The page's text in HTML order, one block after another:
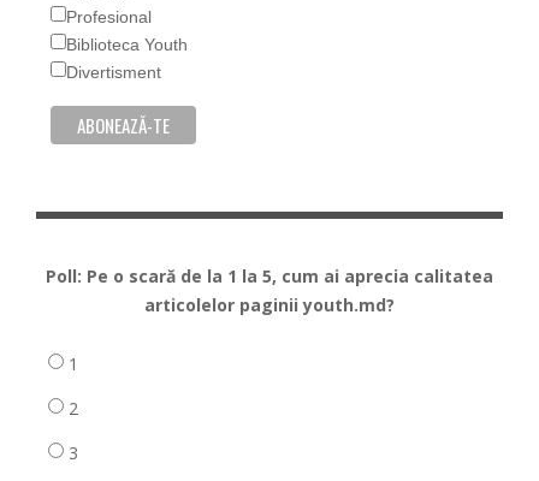
Profesional
Biblioteca Youth
Divertisment
Poll: Pe o scară de la 1 la 5, cum ai aprecia calitatea
articolelor paginii youth.md?
1
2
3